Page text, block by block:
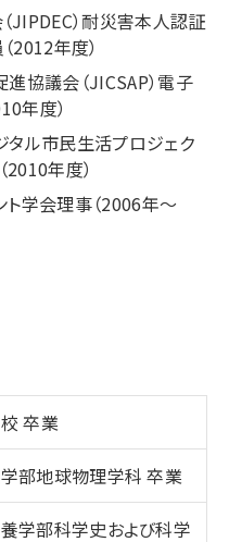
JIPDEC）耐災害本人認証
2012年度）
協議会（JICSAP）電子
年度）
タル市民生活プロジェク
年度）
ト学会理事（2006年～
卒業
部地球物理学科 卒業
学部科学史および科学